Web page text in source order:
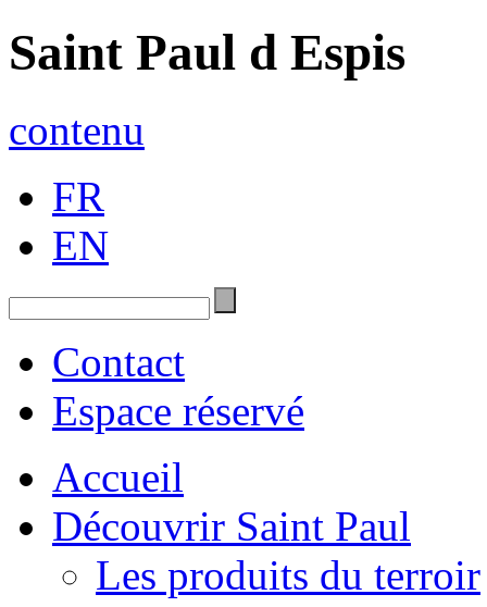
Saint Paul d Espis
contenu
FR
EN
Contact
Espace réservé
Accueil
Découvrir Saint Paul
Les produits du terroir